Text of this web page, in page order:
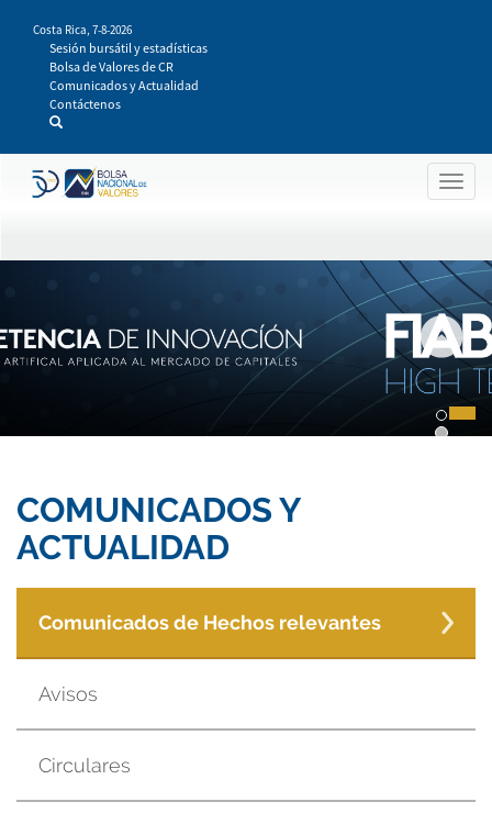
contenido
principal
Costa Rica, 7-8-2026
Sesión bursátil y estadísticas
Bolsa de Valores de CR
Comunicados y Actualidad
Contáctenos
COMUNICADOS Y
ACTUALIDAD
Comunicados de Hechos relevantes
Avisos
Circulares